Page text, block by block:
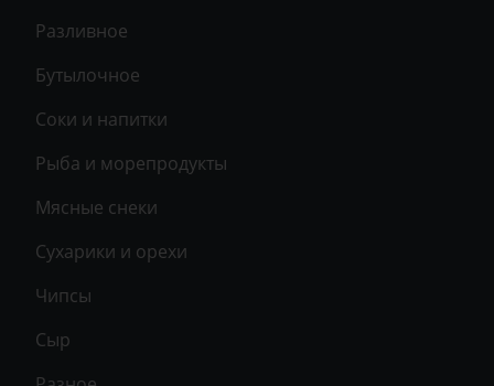
Разливное
Бутылочное
Соки и напитки
Рыба и морепродукты
Мясные снеки
Сухарики и орехи
Чипсы
Сыр